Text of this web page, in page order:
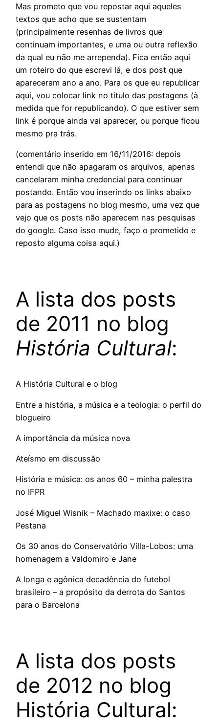
Mas prometo que vou repostar aqui aqueles
textos que acho que se sustentam
(principalmente resenhas de livros que
continuam importantes, e uma ou outra reflexão
da qual eu não me arrependa). Fica então aqui
um roteiro do que escrevi lá, e dos post que
apareceram ano a ano. Para os que eu republicar
aqui, vou colocar link no título das postagens (à
medida que for republicando). O que estiver sem
link é porque ainda vai aparecer, ou porque ficou
mesmo pra trás.
(comentário inserido em 16/11/2016: depois
entendi que não apagaram os arquivos, apenas
cancelaram minha credencial para continuar
postando. Então vou inserindo os links abaixo
para as postagens no blog mesmo, uma vez que
vejo que os posts não aparecem nas pesquisas
do google. Caso isso mude, faço o prometido e
reposto alguma coisa aqui.)
A lista dos posts
de 2011 no blog
História Cultural:
A História Cultural e o blog
Entre a história, a música e a teologia: o perfil do
blogueiro
A importância da música nova
Ateísmo em discussão
História e música: os anos 60 – minha palestra
no IFPR
José Miguel Wisnik – Machado maxixe: o caso
Pestana
Os 30 anos do Conservatório Villa-Lobos: uma
homenagem a Valdomiro e Jane
A longa e agônica decadência do futebol
brasileiro – a propósito da derrota do Santos
para o Barcelona
A lista dos posts
de 2012 no blog
História Cultural: